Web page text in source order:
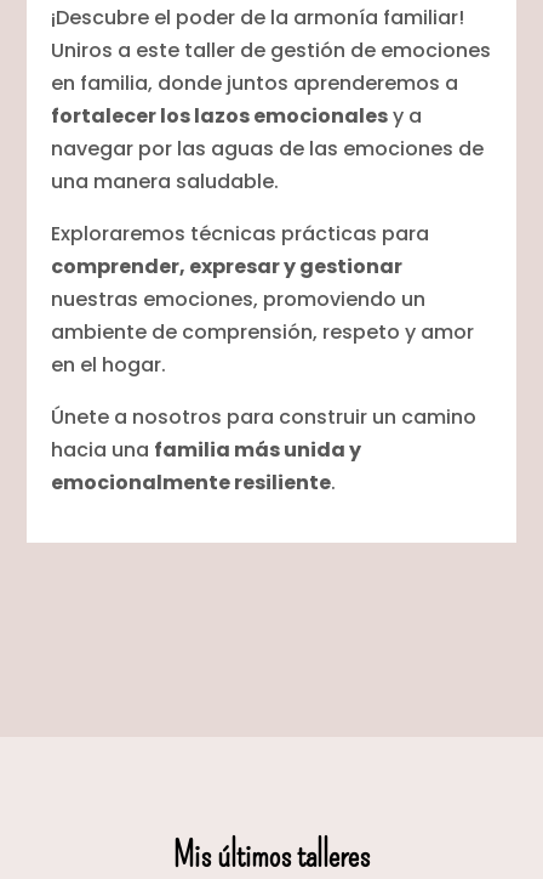
¡Descubre el poder de la armonía familiar!
Uniros a este taller de gestión de emociones
en familia, donde juntos aprenderemos a
fortalecer los lazos emocionalesy a
navegar por las aguas de las emociones de
una manera saludable.
Exploraremos técnicas prácticas para
comprender, expresar y gestionar
nuestras emociones, promoviendo un
ambiente de comprensión, respeto y amor
en el hogar.
Únete a nosotros para construir un camino
hacia una familia más unida y
emocionalmente resiliente.
Mis últimos talleres